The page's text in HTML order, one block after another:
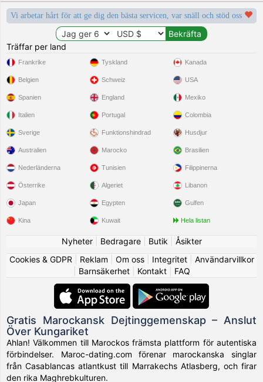
Vi arbetar hårt för att ge dig den bästa servicen, var snäll och stöd oss
Träffar per land
Frankrike
Belgien
Spanien
Italien
Sverige
Tyskland
Schweiz
England
Portugal
Funktionshindrad
Kanada
USA
Mexiko
Colombia
Husdjur
Australien
Nederländerna
Österrike
Japan
Kina
Marocko
Tunisien
Algeriet
Egypten
Kuwait
Brasilien
Filippinerna
Libanon
Gulfen
Hela listan
Nyheter| Bedragare| Butik
Åsikter
Cookies & GDPR
Reklam Om oss| Integritet| Användarvillkor
Barnsäkerhet| Kontakt| FAQ
Gratis Marockansk Dejtinggemenskap – Anslut
Över Kungariket
Ahlan! Välkommen till Marockos främsta plattform för autentiska
förbindelser. Maroc-dating.com förenar marockanska singlar
från Casablancas atlantkust till Marrakechs Atlasberg, och firar
den rika Maghrebkulturen.